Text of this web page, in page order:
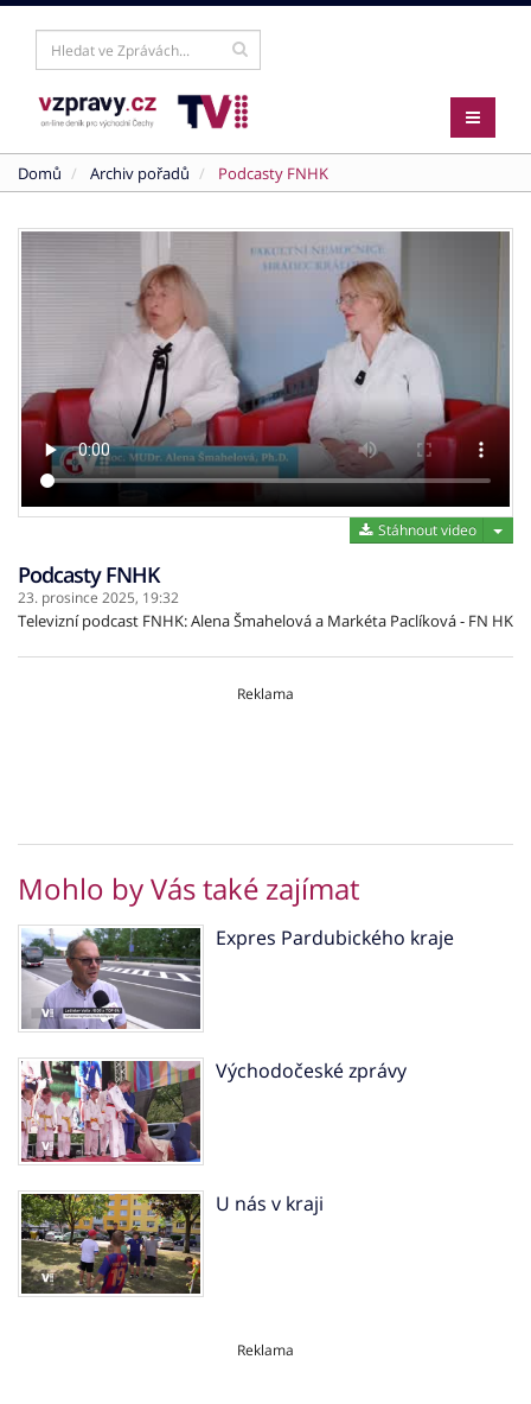
Domů Archiv pořadů Podcasty FNHK
Stáhnout video
Podcasty FNHK
23. prosince 2025, 19:32
Televizní podcast FNHK: Alena Šmahelová a Markéta Paclíková - FN HK
Reklama
Mohlo by Vás také zajímat
Expres Pardubického kraje
Východočeské zprávy
U nás v kraji
Reklama